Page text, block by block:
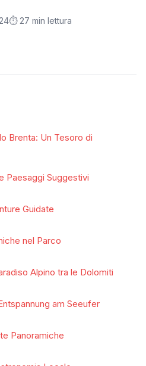
⏱️ 27 min lettura
Brenta: Un Tesoro di
Paesaggi Suggestivi
Guidate
nel Parco
Alpino tra le Dolomiti
am Seeufer
Panoramiche